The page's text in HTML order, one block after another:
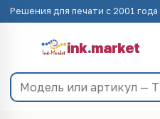
Решения для печати с 2001 года
ink.market